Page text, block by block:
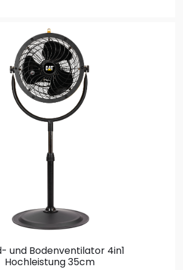
und Bodenventilator 4in1
Hochleistung 35cm